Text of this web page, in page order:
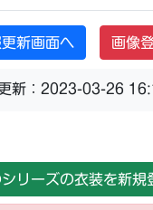
新画面へ 画像
新：2023-03-26
リーズの衣装を新規